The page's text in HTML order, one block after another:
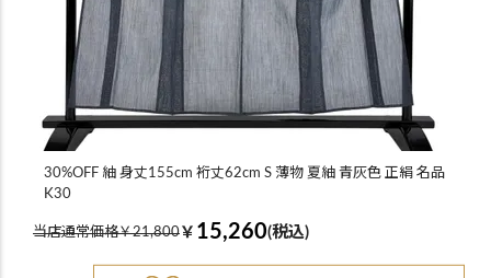
30%OFF 紬 身丈155cm 裄丈62cm S 薄物 夏紬 青灰色 正絹 名品
K30
当店通常価格￥21,800￥ 15,260(税込)